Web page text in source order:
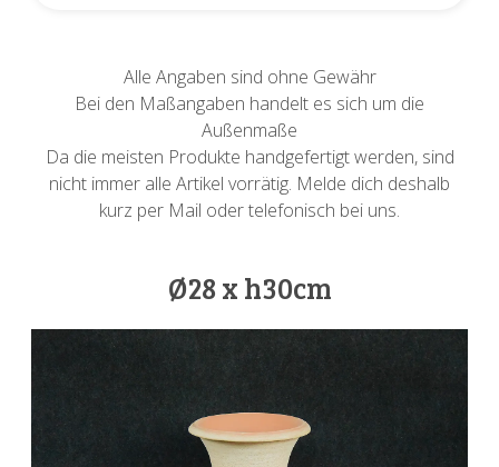
Alle Angaben sind ohne Gewähr
Bei den Maßangaben handelt es sich um die
Außenmaße
Da die meisten Produkte handgefertigt werden, sind
nicht immer alle Artikel vorrätig. Melde dich deshalb
kurz per Mail oder telefonisch bei uns.
Ø28 x h30cm